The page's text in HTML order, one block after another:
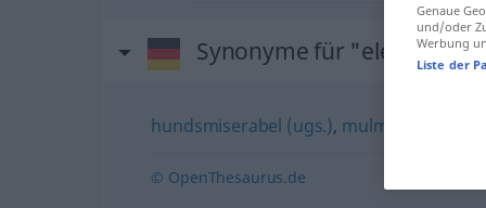
Synonyme für "elend"
hundsmiserabel (ugs.), mulmig (ugs.)
© OpenThesaurus.de
Genaue
und/oder
Werbung
Liste der